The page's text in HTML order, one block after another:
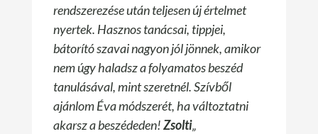
rendszerezése után teljesen új értelmet
nyertek. Hasznos tanácsai, tippjei,
bátorító szavai nagyon jól jönnek, amikor
nem úgy haladsz a folyamatos beszéd
tanulásával, mint szeretnél. Szívből
ajánlom Éva módszerét, ha változtatni
akarsz a beszédeden!Zsolti„